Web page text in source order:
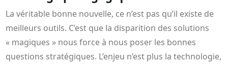
La véritable bonne nouvelle, ce n’est pas qu’il existe de
meilleurs outils. C’est que la disparition des solutions
« magiques » nous force à nous poser les bonnes
questions stratégiques. L’enjeu n’est plus la technologie,